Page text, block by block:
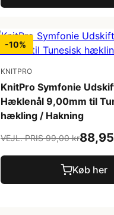
-10%
KNITPRO
KnitPro Symfonie
Hæklenål 9,00mm til
hækling / Hakning
VEJL. PRIS 99,00 kr
Køb her